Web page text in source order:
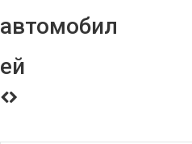
автомобил
ей